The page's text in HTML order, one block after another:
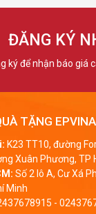
ĐĂNG KÝ
ký để nhận báo giá
TẶNG EPVINA
K23 TT10, đường
Xuân Phương, TP
Số 2 lô A, Cư Xá
Minh
-